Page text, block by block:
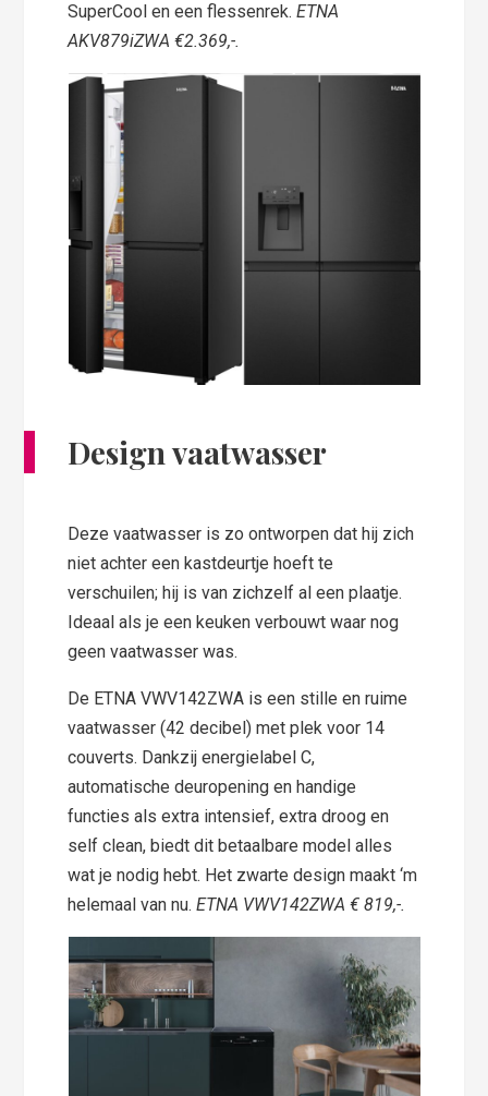
SuperCool en een flessenrek.ETNA
AKV879iZWA €2.369,-.
Design vaatwasser
Deze vaatwasser is zo ontworpen dat hij zich
niet achter een kastdeurtje hoeft te
verschuilen; hij is van zichzelf al een plaatje.
Ideaal als je een keuken verbouwt waar nog
geen vaatwasser was.
De ETNA VWV142ZWA is een stille en ruime
vaatwasser (42 decibel) met plek voor 14
couverts. Dankzij energielabel C,
automatische deuropening en handige
functies als extra intensief, extra droog en
self clean, biedt dit betaalbare model alles
wat je nodig hebt. Het zwarte design maakt ‘m
helemaal van nu.ETNA VWV142ZWA € 819,-.